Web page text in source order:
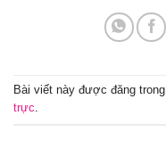
Bài viết này được đăng trong
trực.